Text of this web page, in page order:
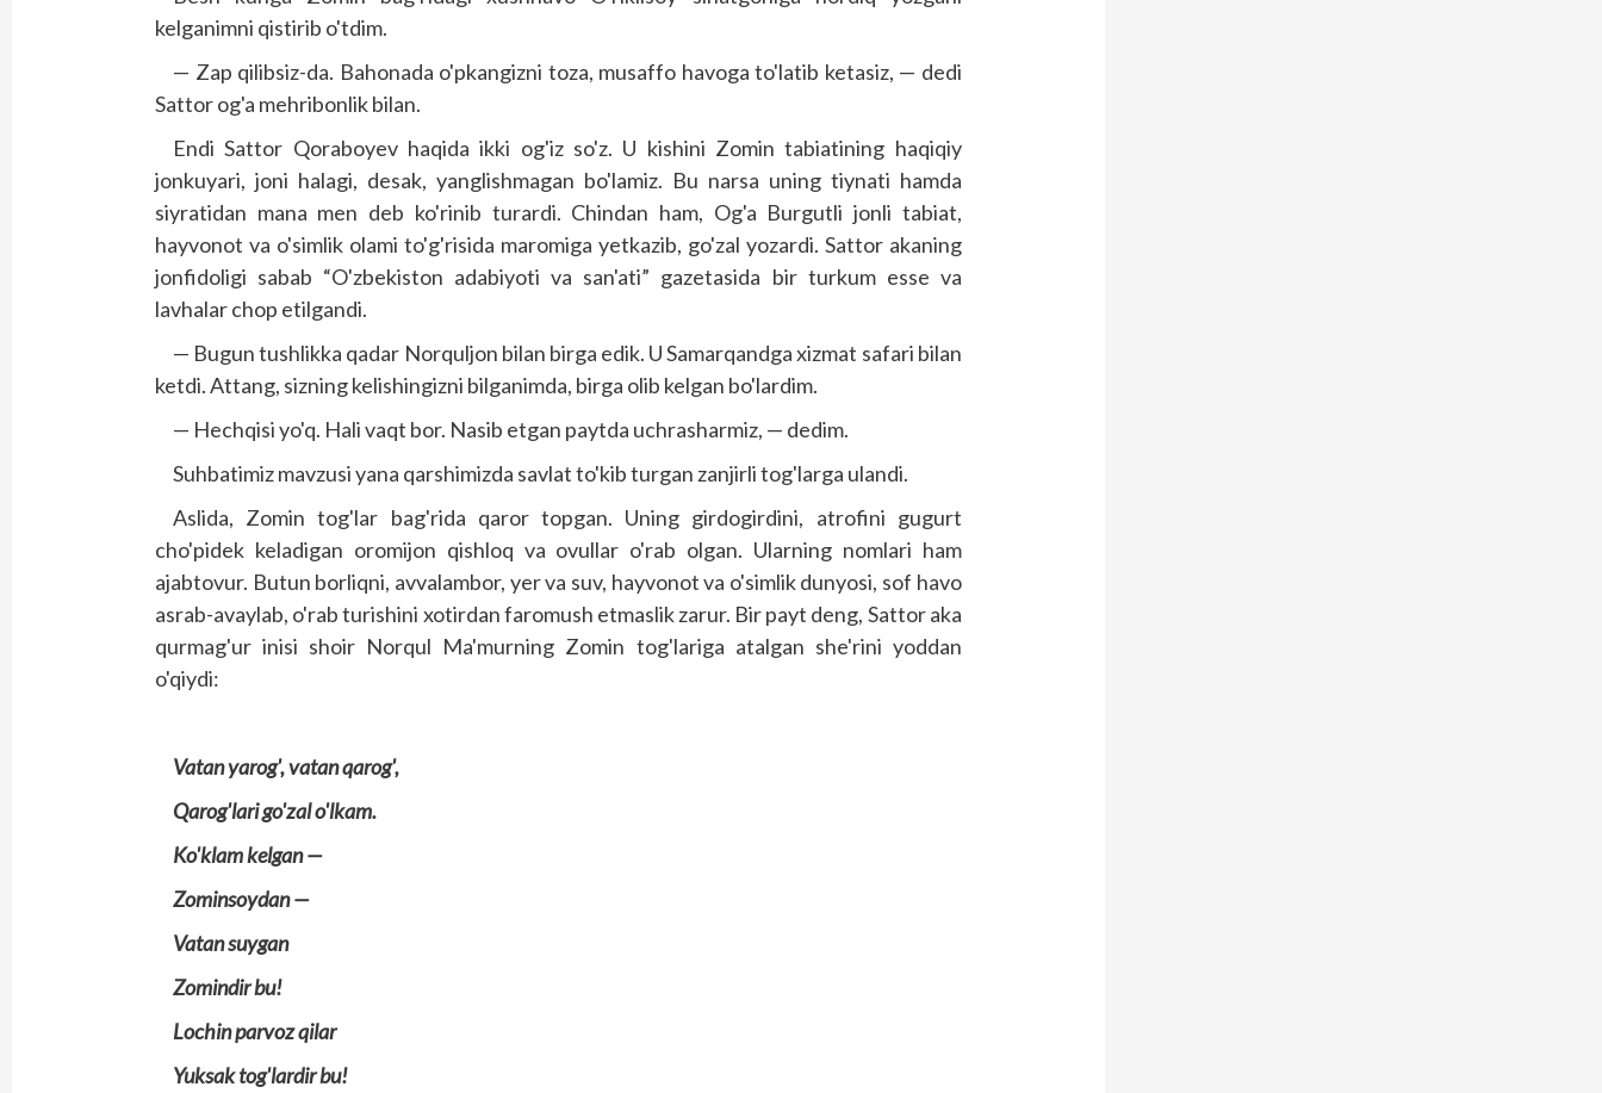
kelganimni qistirib o'tdim.
— Zap qilibsiz-da. Bahonada o'pkangizni toza, musaffo havoga to'latib ketasiz, — dedi
Sattor og'a mehribonlik bilan.
Endi Sattor Qoraboyev haqida ikki og'iz so'z. U kishini Zomin tabiatining haqiqiy
jonkuyari, joni halagi, desak, yanglishmagan bo'lamiz. Bu narsa uning tiynati hamda
siyratidan mana men deb ko'rinib turardi. Chindan ham, Og'a Burgutli jonli tabiat,
hayvonot va o'simlik olami to'g'risida maromiga yetkazib, go'zal yozardi. Sattor akaning
jonfidoligi sabab “O'zbekiston adabiyoti va san'ati” gazetasida bir turkum esse va
lavhalar chop etilgandi.
— Bugun tushlikka qadar Norquljon bilan birga edik. U Samarqandga xizmat safari bilan
ketdi. Attang, sizning kelishingizni bilganimda, birga olib kelgan bo'lardim.
— Hechqisi yo'q. Hali vaqt bor. Nasib etgan paytda uchrasharmiz, — dedim.
Suhbatimiz mavzusi yana qarshimizda savlat to'kib turgan zanjirli tog'larga ulandi.
Aslida, Zomin tog'lar bag'rida qaror topgan. Uning girdogirdini, atrofini gugurt
cho'pidek keladigan oromijon qishloq va ovullar o'rab olgan. Ularning nomlari ham
ajabtovur. Butun borliqni, avvalambor, yer va suv, hayvonot va o'simlik dunyosi, sof havo
asrab-avaylab, o'rab turishini xotirdan faromush etmaslik zarur. Bir payt deng, Sattor aka
qurmag'ur inisi shoir Norqul Ma'murning Zomin tog'lariga atalgan she'rini yoddan
o'qiydi:
Vatan yarog', vatan qarog',
Qarog'lari go'zal o'lkam.
Ko'klam kelgan —
Zominsoydan —
Vatan suygan
Zomindir bu!
Lochin parvoz qilar
Yuksak tog'lardir bu!